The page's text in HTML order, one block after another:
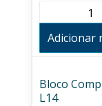
de
Concreto
quantidade
Adicionar
Bloco
L14